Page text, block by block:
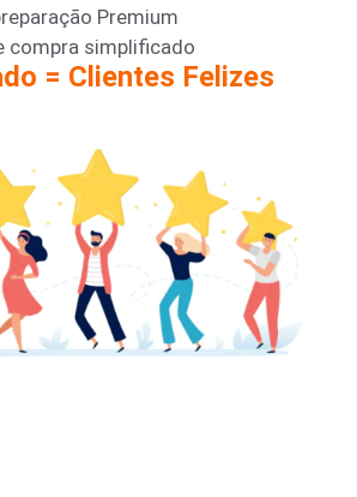
Premium
compra simplificado
= Clientes Felizes